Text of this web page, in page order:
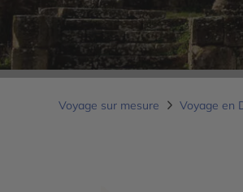
Voyage sur mesure Voyage en